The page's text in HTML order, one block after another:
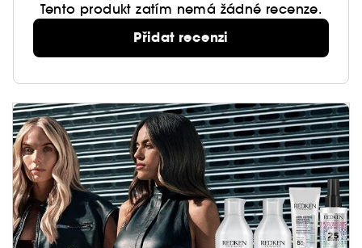
Tento produkt zatím nemá žádné recenze.
Přidat recenzi